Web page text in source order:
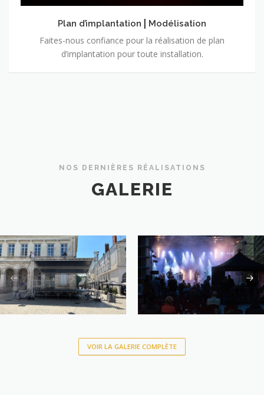
Plan d’implantation⎥ Modélisation
Faites-nous confiance pour la réalisation de plan
d’implantation pour toute installation.
NOS DERNIÈRES RÉALISATIONS
GALERIE
VOIR LA GALERIE COMPLÈTE